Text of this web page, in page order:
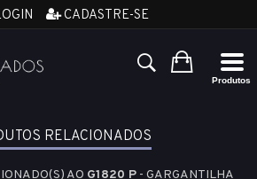
CADASTRE-SE
RELACIONADOS
AO G1820 P - GARGANTILHA